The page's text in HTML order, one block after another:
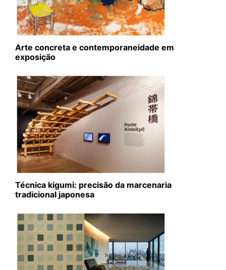
Arte concreta e contemporaneidade em
exposição
Técnica kigumi: precisão da marcenaria
tradicional japonesa